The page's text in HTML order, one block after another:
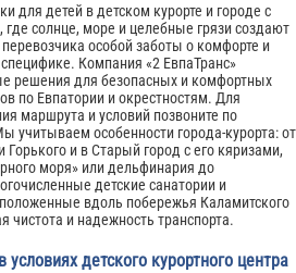
для детей в детском курорте и городе с
где солнце, море и целебные грязи создают
особой заботы о комфорте и
Компания «2 ЕвпаТранс»
решения для безопасных и комфортных
по Евпатории и окрестностям. Для
маршрута и условий позвоните по
учитываем особенности города-курорта: от
и в Старый город с его кяризами,
моря» или дельфинария до
детские санатории и
вдоль побережья Каламитского
чистота и надежность транспорта.
детского курортного центра